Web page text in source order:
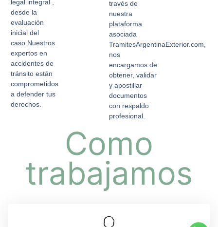
legal integral ,
desde la
evaluación
inicial del
caso.Nuestros
expertos en
accidentes de
tránsito están
comprometidos
a defender tus
derechos.
través de
nuestra
plataforma
asociada
TramitesArgentinaExterior.com,
nos
encargamos de
obtener, validar
y apostillar
documentos
con respaldo
profesional.
Como
trabajamos